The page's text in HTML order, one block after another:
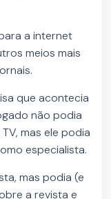
a internet
meios mais
que acontecia
não podia
mas ele podia
especialista.
mas podia (e
a revista e